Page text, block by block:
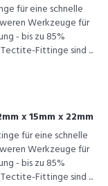
für eine schnelle
Werkzeuge für
- bis zu 85%
Fittinge sind ...
x 15mm x 22mm
für eine schnelle
Werkzeuge für
- bis zu 85%
Fittinge sind ...